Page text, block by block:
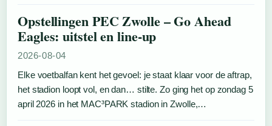
Opstellingen PEC Zwolle – Go Ahead
Eagles: uitstel en line-up
2026-08-04
Elke voetbalfan kent het gevoel: je staat klaar voor de aftrap,
het stadion loopt vol, en dan… stilte. Zo ging het op zondag 5
april 2026 in het MAC³PARK stadion in Zwolle,…